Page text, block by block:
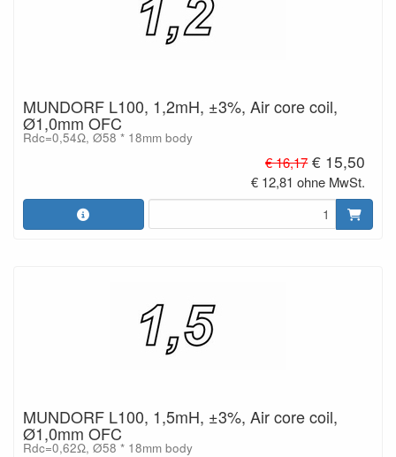
MUNDORF L100, 1,2mH, ±3%, Air core coil,
Ø1,0mm OFC
Rdc=0,54Ω, Ø58 * 18mm body
€ 16,17 € 15,50
€ 12,81 ohne MwSt.
MUNDORF L100, 1,5mH, ±3%, Air core coil,
Ø1,0mm OFC
Rdc=0,62Ω, Ø58 * 18mm body